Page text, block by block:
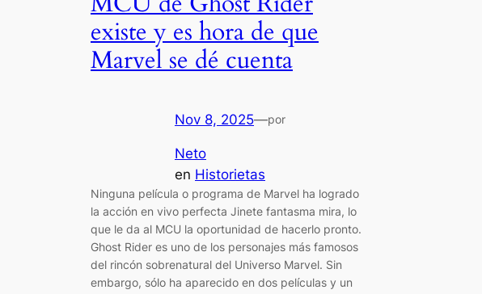
existe y es hora de que
Marvel se dé cuenta
Nov 8, 2025—por
Neto
en Historietas
Ninguna película o programa de Marvel ha logrado
la acción en vivo perfecta Jinete fantasma mira, lo
que le da al MCU la oportunidad de hacerlo pronto.
Ghost Rider es uno de los personajes más famosos
del rincón sobrenatural del Universo Marvel. Sin
embargo, sólo ha aparecido en dos películas y un